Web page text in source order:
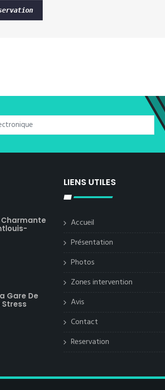
Charmante
Gare De
Stress
LIENS UTILES
Accueil
Présentation
Photos
Zones intervention
Avis
Contact
Reservation